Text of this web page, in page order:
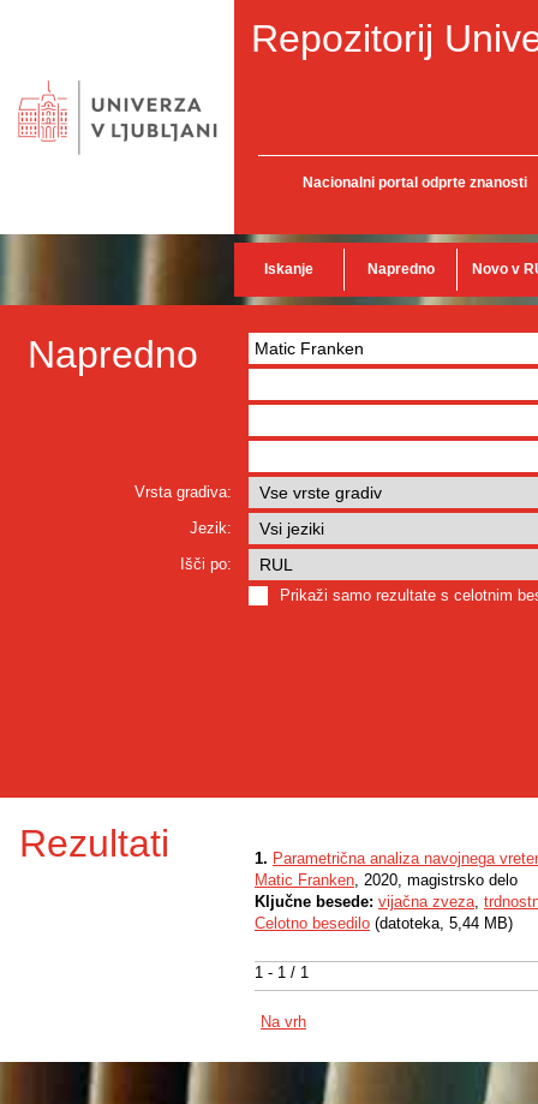
Repozitorij
Nacionalni portal odprte znanosti
Iskanje Napredno Novo v
Napredno
Vrsta gradiva:
Jezik:
Išči po:
Prikaži samo rezultate s celotnim
Rezultati
1 - 1 / 1
1. Parametrična analiza navojnega
Matic Franken, 2020, magistrsko delo
Ključne besede: vijačna zveza,
Celotno besedilo (datoteka, 5,44 MB)
Na vrh